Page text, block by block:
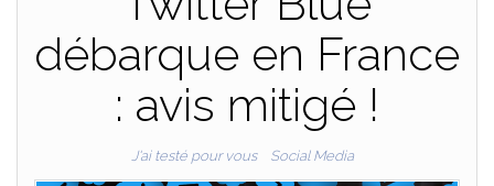
débarque en France
: avis mitigé !
J'ai testé pour vous Social Media